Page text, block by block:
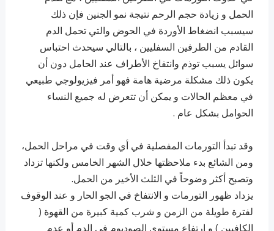
الحمل و زيادة حجم الرحم نتيجة نمو الجنين فإن ذلك
سيسبب انضغاط الأوردة في الحوض والتي تحمل الدم
القادم من الطرفين السفليين ، بالتالي سيحدث احتباس
سوائل يسبب توذم وانتفاخ الأطراف عند الحامل دون أن
يكون ذلك مشكلة مرضية هامة فهو أمر فيزيولوجي طبيعي
في معظم الحالات و يمكن أن تتعرض له جميع النساء
الحوامل بشكل عام .
وقد تبدأ التورمات المفصلية في أي وقت في مراحل الحمل،
ومن الشائع بدء ملاحظتها خلال الشهر الخامس ولكنها تزداد
وتصبح أكثر وضوحاً في الثلث الأخير من الحمل.
يزداد ظهور التورمات و الانتفاخ في الجو الحار و عند الوقوف
لفترة طويلة من الزمن و شرب كمية كبيرة من القهوة (
الكافيين ) و ارتفاع مستوى الصوديوم في الدم أو عدم